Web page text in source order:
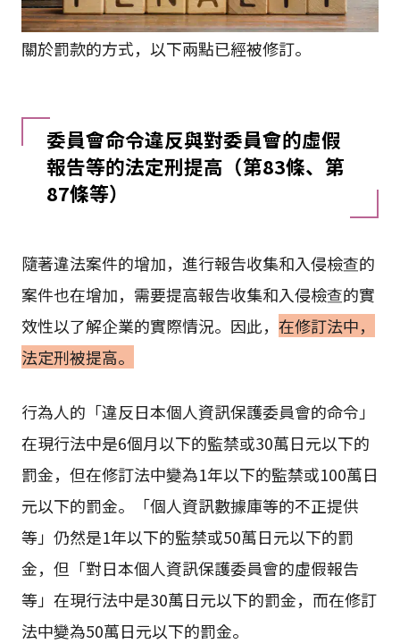
關於罰款的方式，以下兩點已經被修訂。
委員會命令違反與對委員會的虛假
報告等的法定刑提高（第83條、第
87條等）
隨著違法案件的增加，進行報告收集和入侵檢查的
案件也在增加，需要提高報告收集和入侵檢查的實
效性以了解企業的實際情況。因此， 在修訂法中，
法定刑被提高。
行為人的「違反日本個人資訊保護委員會的命令」
在現行法中是6個月以下的監禁或30萬日元以下的
罰金，但在修訂法中變為1年以下的監禁或100萬日
元以下的罰金。「個人資訊數據庫等的不正提供
等」仍然是1年以下的監禁或50萬日元以下的罰
金，但「對日本個人資訊保護委員會的虛假報告
等」在現行法中是30萬日元以下的罰金，而在修訂
法中變為50萬日元以下的罰金。